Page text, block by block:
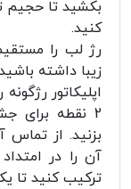
بکشید تا حجیم
کنید.
رژ لب را
زیبا داشته
2 نقطه
بزنید. از
آن را در
ترکیب کنید تا